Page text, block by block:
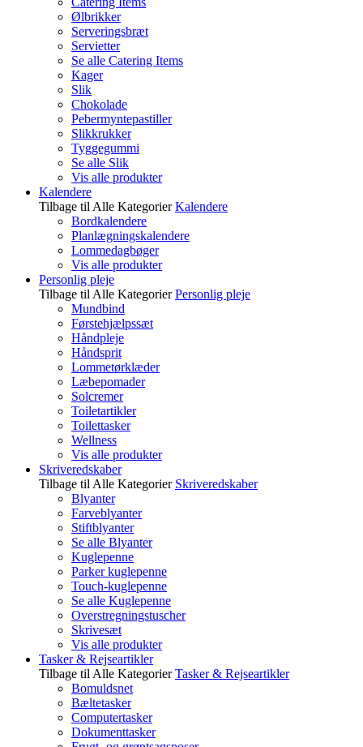
Ølbrikker
Serveringsbræt
Servietter
Se alle Catering Items
Kager
Slik
Chokolade
Pebermyntepastiller
Slikkrukker
Tyggegummi
Se alle Slik
Vis alle produkter
Kalendere
Tilbage til Alle Kategorier Kalendere
Bordkalendere
Planlægningskalendere
Lommedagbøger
Vis alle produkter
Personlig pleje
Tilbage til Alle Kategorier Personlig pleje
Mundbind
Førstehjælpssæt
Håndpleje
Håndsprit
Lommetørklæder
Læbepomader
Solcremer
Toiletartikler
Toilettasker
Wellness
Vis alle produkter
Skriveredskaber
Tilbage til Alle Kategorier Skriveredskaber
Blyanter
Farveblyanter
Stiftblyanter
Se alle Blyanter
Kuglepenne
Parker kuglepenne
Touch-kuglepenne
Se alle Kuglepenne
Overstregningstuscher
Skrivesæt
Vis alle produkter
Tasker & Rejseartikler
Tilbage til Alle Kategorier Tasker & Rejseartikler
Bomuldsnet
Bæltetasker
Computertasker
Dokumenttasker